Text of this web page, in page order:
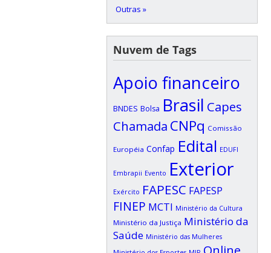
Outras »
Nuvem de Tags
Apoio financeiro
BNDES Bolsa Brasil Capes
Chamada CNPq Comissão
Européia Confap Edital EDUFI
Embrapii Evento Exterior
Exército FAPESC FAPESP
FINEP MCTI Ministério da Cultura
Ministério da Justiça Ministério da
Saúde Ministério das Mulheres